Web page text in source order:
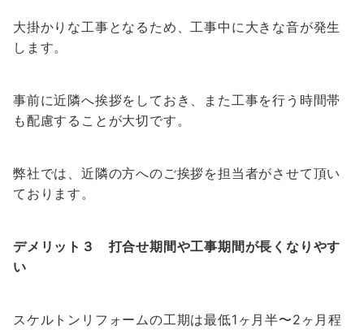
大掛かりな工事となるため、工事中に大きな音が発生
します。
事前に近隣へ挨拶をしておき、また工事を行う時間帯
も配慮することが大切です。
弊社では、近隣の方へのご挨拶を担当者がさせて頂い
ております。
デメリット３ 打合せ期間や工事期間が長くなりやす
い
スケルトンリフォームの工期は最低1ヶ月半〜2ヶ月程